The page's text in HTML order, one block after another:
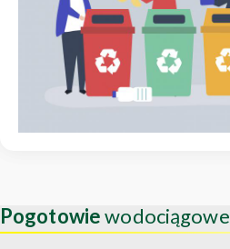
Pogotowiewodociągowe